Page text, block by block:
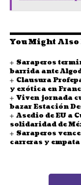
You Might
Saraperos
barrida ante
Clausura
y exótica en
Viven jornada
bazar Estación
Asedio de EU a
solidaridad de
Saraperos
carreras y